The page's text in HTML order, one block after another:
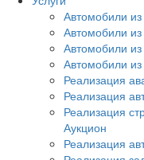
Автомобили
Автомобили
Автомобили из
Автомобили
Реализация
Реализация
Реализация
Аукцион
Реализация